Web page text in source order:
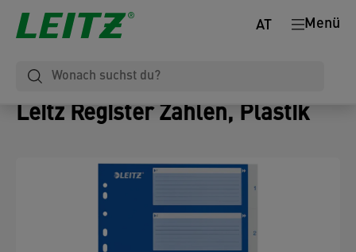
Menü
AT
Leitz Register Zahlen, Plastik